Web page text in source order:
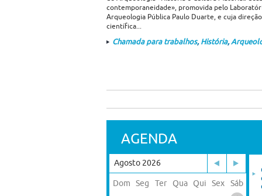
contemporaneidade», promovida pelo
Arqueologia Pública Paulo Duarte, e cuja direção
científica...
Chamada para trabalhos, História,
AGENDA
Agosto 2026
Dom Seg Ter Qua Qui Sex
Sáb